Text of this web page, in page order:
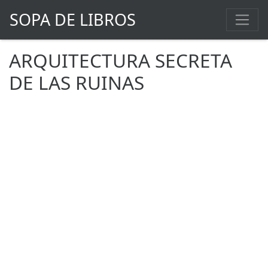
SOPA DE LIBROS
ARQUITECTURA SECRETA
DE LAS RUINAS